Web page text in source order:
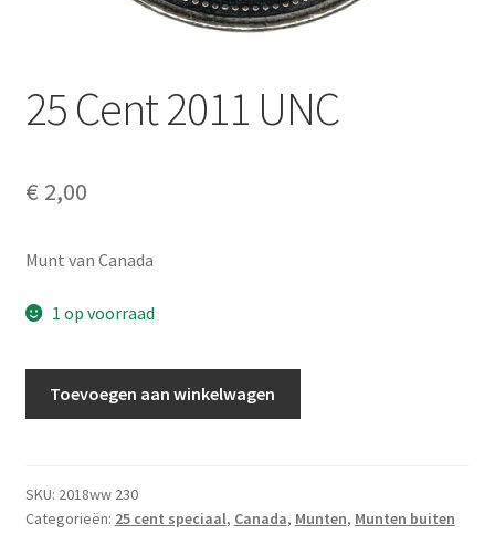
25 Cent 2011 UNC
€ 2,00
Munt van Canada
1 op voorraad
aantal
Toevoegen aan winkelwagen
SKU: 2018ww 230
Categorieën: 25 cent speciaal, Canada, Munten, Munten buiten